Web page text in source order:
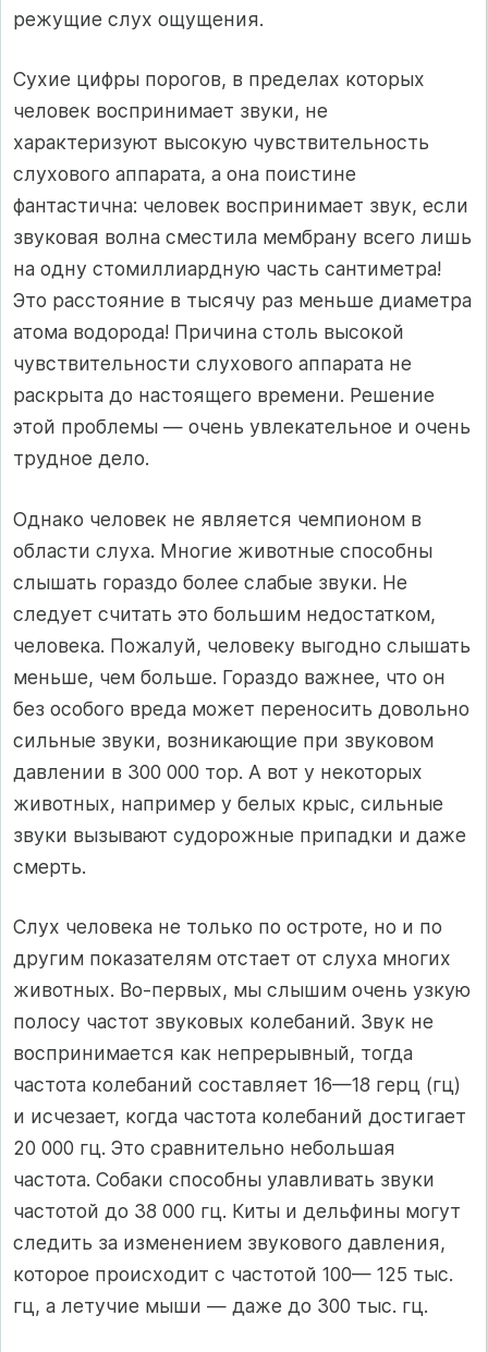
режущие слух ощущения.
Сухие цифры порогов, в пределах которых
человек воспринимает звуки, не
характеризуют высокую чувствительность
слухового аппарата, а она поистине
фантастична: человек воспринимает звук, если
звуковая волна сместила мембрану всего лишь
на одну стомиллиардную часть сантиметра!
Это расстояние в тысячу раз меньше диаметра
атома водорода! Причина столь высокой
чувствительности слухового аппарата не
раскрыта до настоящего времени. Решение
этой проблемы — очень увлекательное и очень
трудное дело.
Однако человек не является чемпионом в
области слуха. Многие животные способны
слышать гораздо более слабые звуки. Не
следует считать это большим недостатком,
человека. Пожалуй, человеку выгодно слышать
меньше, чем больше. Гораздо важнее, что он
без особого вреда может переносить довольно
сильные звуки, возникающие при звуковом
давлении в 300 000 тор. А вот у некоторых
животных, например у белых крыс, сильные
звуки вызывают судорожные припадки и даже
смерть.
Слух человека не только по остроте, но и по
другим показателям отстает от слуха многих
животных. Во-первых, мы слышим очень узкую
полосу частот звуковых колебаний. Звук не
воспринимается как непрерывный, тогда
частота колебаний составляет 16—18 герц (гц)
и исчезает, когда частота колебаний достигает
20 000 гц. Это сравнительно небольшая
частота. Собаки способны улавливать звуки
частотой до 38 000 гц. Киты и дельфины могут
следить за изменением звукового давления,
которое происходит с частотой 100— 125 тыс.
гц, а летучие мыши — даже до 300 тыс. гц.